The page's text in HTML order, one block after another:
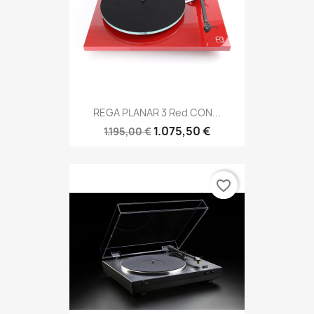
REGA PLANAR 3 Red CON...
1.195,00 € 1.075,50 €
favorite_border